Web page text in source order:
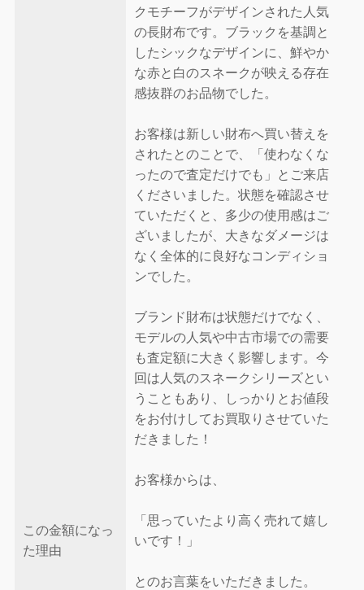
この金額になっ
た理由
クモチーフがデザインされた人気
の長財布です。ブラックを基調と
したシックなデザインに、鮮やか
な赤と白のスネークが映える存在
感抜群のお品物でした。
お客様は新しい財布へ買い替えを
されたとのことで、「使わなくな
ったので査定だけでも」とご来店
くださいました。状態を確認させ
ていただくと、多少の使用感はご
ざいましたが、大きなダメージは
なく全体的に良好なコンディショ
ンでした。
ブランド財布は状態だけでなく、
モデルの人気や中古市場での需要
も査定額に大きく影響します。今
回は人気のスネークシリーズとい
うこともあり、しっかりとお値段
をお付けしてお買取りさせていた
だきました！
お客様からは、
「思っていたより高く売れて嬉し
いです！」
とのお言葉をいただきました。